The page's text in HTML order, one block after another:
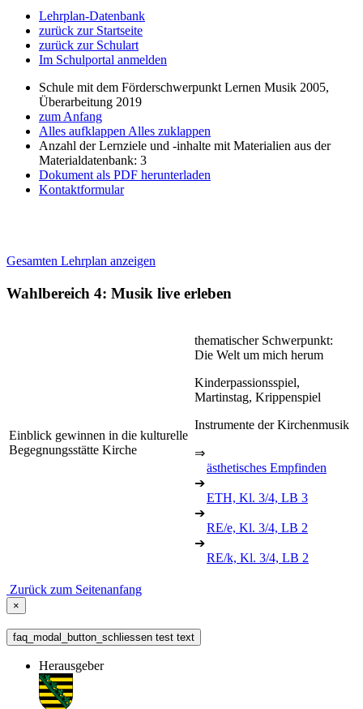
Lehrplan-Datenbank
zurück zur Startseite
zurück zur Schulart
Im Schulportal anmelden
Schule mit dem Förderschwerpunkt Lernen Musik 2005,
Überarbeitung 2019
zum Anfang
Alles aufklappen Alles zuklappen
Anzahl der Lernziele und -inhalte mit Materialien aus der
Materialdatenbank: 3
Dokument als PDF herunterladen
Kontaktformular
Gesamten Lehrplan anzeigen
Wahlbereich 4: Musik live erleben
Einblick gewinnen in die kulturelle
Begegnungsstätte Kirche
thematischer Schwerpunkt:
Die Welt um mich herum
Kinderpassionsspiel,
Martinstag, Krippenspiel
Instrumente der Kirchenmusik
⇒
ästhetisches Empfinden
➔
ETH, Kl. 3/4, LB 3
➔
RE/e, Kl. 3/4, LB 2
➔
RE/k, Kl. 3/4, LB 2
Zurück zum Seitenanfang
×
faq_modal_button_schliessen test text
Herausgeber